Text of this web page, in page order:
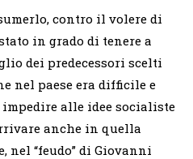
contro il volere di
in grado di tenere a
dei predecessori scelti
nel paese era difficile e
alle idee socialiste
anche in quella
nel “feudo” di Giovanni